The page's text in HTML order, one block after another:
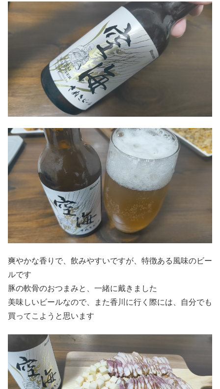
爽やかな香りで、飲みやすいですが、特徴ある風味のビー
ルです
豚の軟骨のおつまみと、一緒に戴きました
美味しいビールなので、また香川に行く際には、自分でも
買ってこようと思います